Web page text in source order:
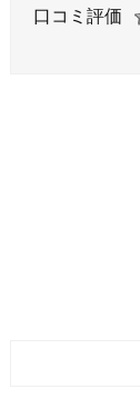
口コミ評価